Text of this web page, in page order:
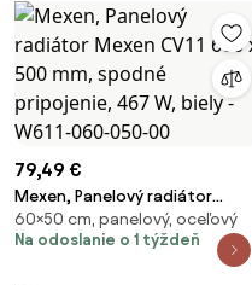
79,49 €
Mexen, Panelový radiátor
Mexen CV11 600 x 500 mm,
spodné pripojenie, 467 W, biely
60×50 cm, panelový, oceľový
Na odoslanie o 1 týždeň